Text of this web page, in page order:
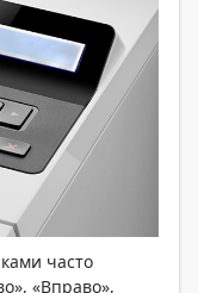
часто
«Вправо»,